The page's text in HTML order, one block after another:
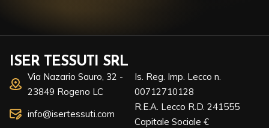
ISER TESSUTI SRL
Via Nazario Sauro, 32 -
23849 Rogeno LC
info@isertessuti.com
Is. Reg. Imp. Lecco n.
00712710128
R.E.A. Lecco R.D. 241555
Capitale Sociale €